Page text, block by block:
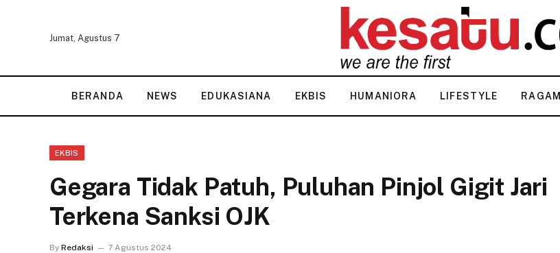
Jumat, Agustus 7
BERANDA NEWS EDUKASIANA EKBIS HUMANIORA LIFESTYLE RAGAM
EKBIS
Gegara Tidak Patuh, Puluhan Pinjol Gigit Jari
Terkena Sanksi OJK
By Redaksi 7 Agustus 2024